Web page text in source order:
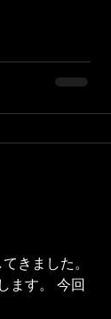
きました。
ます。 今回